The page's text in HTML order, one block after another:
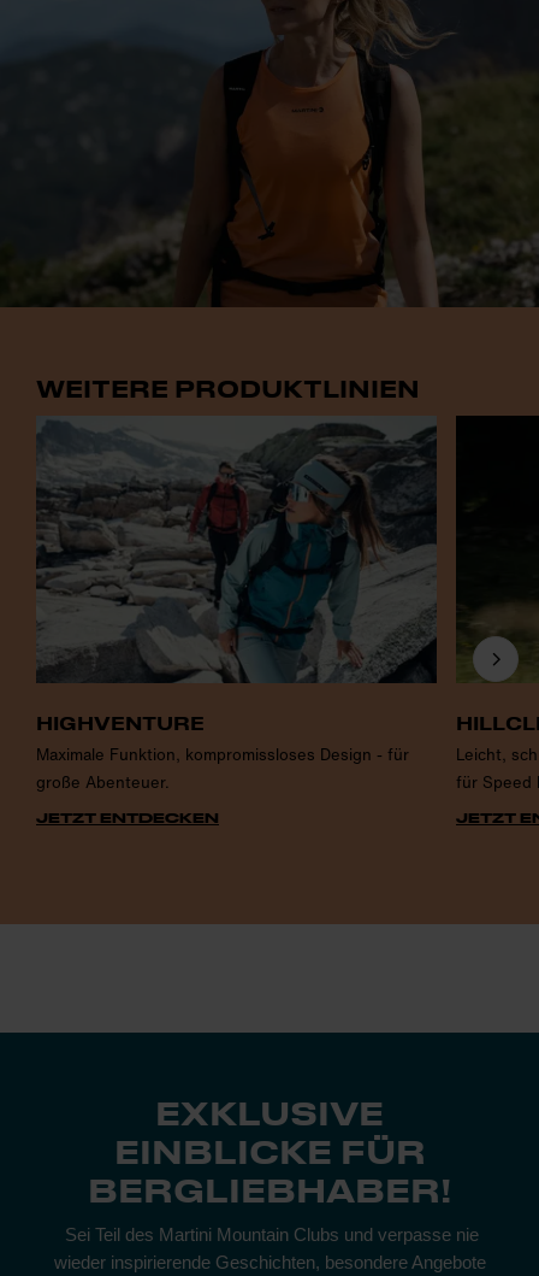
WEITERE PRODUKTLINIEN
HIGHVENTURE
Maximale Funktion, kompromissloses Design - für
große Abenteuer.
JETZT ENTDECKEN
Leicht,
für Speed
JETZT
EXKLUSIVE
EINBLICKE FÜR
BERGLIEBHABER!
Sei Teil des Martini Mountain Clubs und verpasse nie
wieder inspirierende Geschichten, besondere Angebote